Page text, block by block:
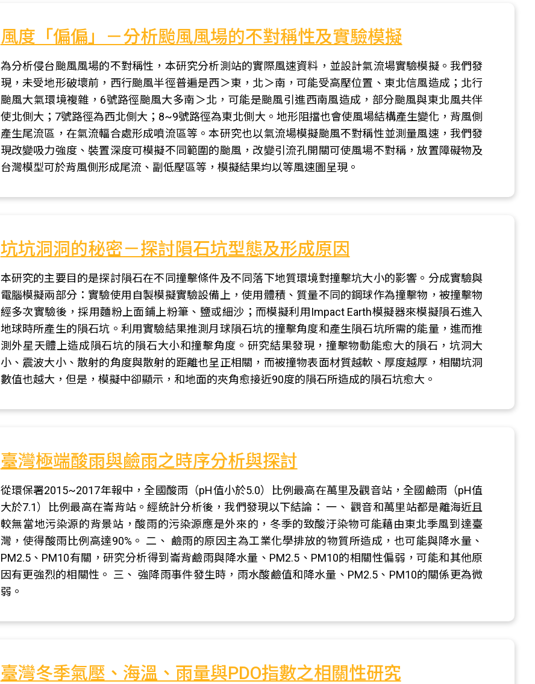
風度「偏偏」－分析颱風風場的不對稱性及實驗模擬
為分析侵台颱風風場的不對稱性，本研究分析測站的實際風速資料，並設計氣流場實驗模擬。我們發
現，未受地形破壞前，西行颱風半徑普遍是西＞東，北＞南，可能受高壓位置、東北信風造成；北行
颱風大氣環境複雜，6號路徑颱風大多南＞北，可能是颱風引進西南風造成，部分颱風與東北風共伴
使北側大；7號路徑為西北側大；8~9號路徑為東北側大。地形阻擋也會使風場結構產生變化，背風側
產生尾流區，在氣流輻合處形成噴流區等。本研究也以氣流場模擬颱風不對稱性並測量風速，我們發
現改變吸力強度、裝置深度可模擬不同範圍的颱風，改變引流孔開關可使風場不對稱，放置障礙物及
台灣模型可於背風側形成尾流、副低壓區等，模擬結果均以等風速圖呈現。
坑坑洞洞的秘密－探討隕石坑型態及形成原因
本研究的主要目的是探討隕石在不同撞擊條件及不同落下地質環境對撞擊坑大小的影響。分成實驗與
電腦模擬兩部分：實驗使用自製模擬實驗設備上，使用體積、質量不同的鋼球作為撞擊物，被撞擊物
經多次實驗後，採用麵粉上面鋪上粉筆、鹽或細沙；而模擬利用Impact Earth模擬器來模擬隕石進入
地球時所產生的隕石坑。利用實驗結果推測月球隕石坑的撞擊角度和產生隕石坑所需的能量，進而推
測外星天體上造成隕石坑的隕石大小和撞擊角度。研究結果發現，撞擊物動能愈大的隕石，坑洞大
小、震波大小、散射的角度與散射的距離也呈正相關，而被撞物表面材質越軟、厚度越厚，相關坑洞
數值也越大，但是，模擬中卻顯示，和地面的夾角愈接近90度的隕石所造成的隕石坑愈大。
臺灣極端酸雨與鹼雨之時序分析與探討
從環保署2015~2017年報中，全國酸雨（pH值小於5.0）比例最高在萬里及觀音站，全國鹼雨（pH值
大於7.1）比例最高在崙背站。經統計分析後，我們發現以下結論： 一、 觀音和萬里站都是離海近且
較無當地污染源的背景站，酸雨的污染源應是外來的，冬季的致酸汙染物可能藉由東北季風到達臺
灣，使得酸雨比例高達90%。 二、 鹼雨的原因主為工業化學排放的物質所造成，也可能與降水量、
PM2.5、PM10有關，研究分析得到崙背鹼雨與降水量、PM2.5、PM10的相關性偏弱，可能和其他原
因有更強烈的相關性。 三、 強降雨事件發生時，雨水酸鹼值和降水量、PM2.5、PM10的關係更為微
弱。
臺灣冬季氣壓、海溫、雨量與PDO指數之相關性研究